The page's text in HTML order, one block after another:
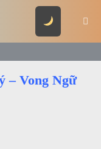
– Vong Ngữ